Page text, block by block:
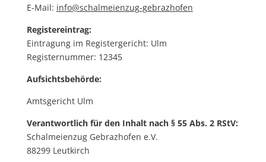
E-Mail: info@schalmeienzug-gebrazhofen
Registereintrag:
Eintragung im Registergericht: Ulm
Registernummer: 12345
Aufsichtsbehörde:
Amtsgericht Ulm
Verantwortlich für den Inhalt nach § 55 Abs. 2 RStV:
Schalmeienzug Gebrazhofen e.V.
88299 Leutkirch